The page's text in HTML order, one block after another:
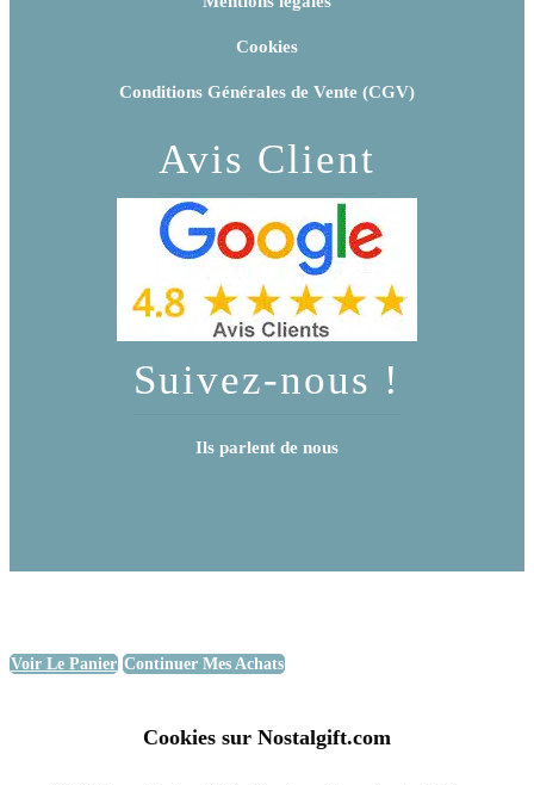
Cookies
Conditions Générales de Vente (CGV)
Avis Client
Suivez-nous !
Ils parlent de nous
Voir Le Panier Continuer Mes Achats
Cookies sur Nostalgift.com